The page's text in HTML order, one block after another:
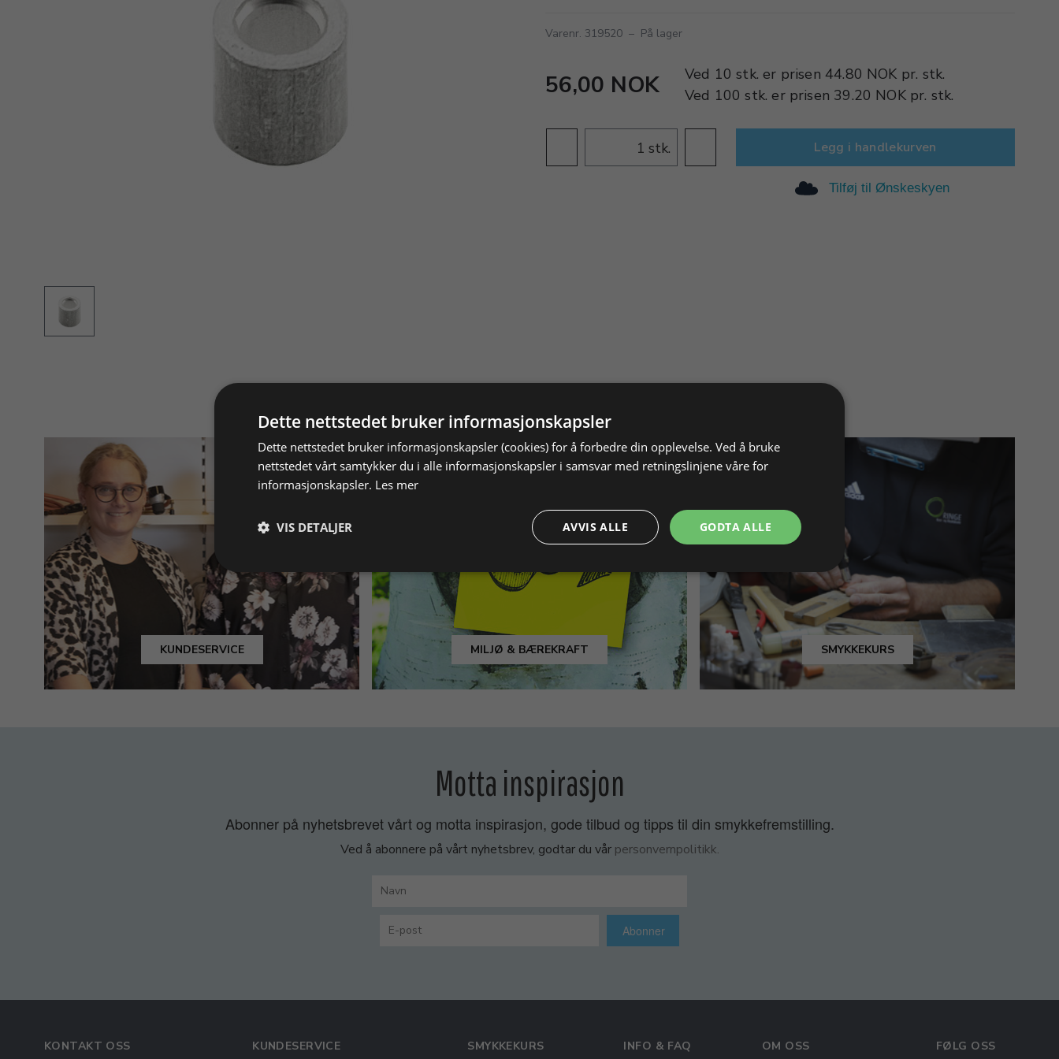
Varenr. 319520 – På lager
56,00 NOK Ved 10 stk. er prisen 44.80 NOK pr. stk.
Ved 100 stk. er prisen 39.20 NOKpr. stk.
stk. Legg i handlekurven
Tilføj til Ønskeskyen
KUNDESERVICE MILJØ & BÆREKRAFT SMYKKEKURS
Motta inspirasjon
Abonner på nyhetsbrevet vårt og motta inspirasjon, gode tilbud og tipps til din smykkefremstilling.
Ved å abonnere på vårt nyhetsbrev, godtar du vår personvernpolitikk.
Abonner
KONTAKT OSS KUNDESERVICE SMYKKEKURS INFO & FAQ OM OSS FØLG OSS
Dette nettstedet bruker informasjonskapsler
Dette nettstedet bruker informasjonskapsler (cookies) for å forbedre din opplevelse. Ved å bruke
nettstedet vårt samtykker du i alle informasjonskapsler i samsvar med retningslinjene våre for
informasjonskapsler. Les mer
GODTA ALLE
AVVIS ALLE
VIS DETALJER